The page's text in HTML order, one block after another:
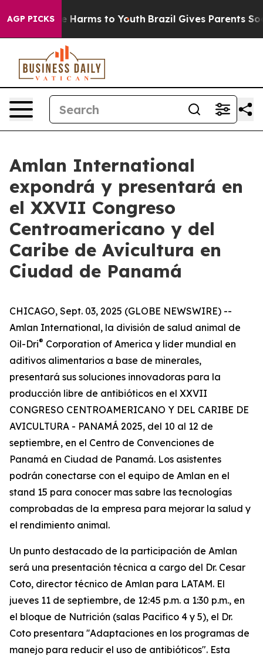
AGP PICKS
to Abate Harms to Youth Brazil Gives Parents Social
Amlan International
expondrá y presentará en
el XXVII Congreso
Centroamericano y del
Caribe de Avicultura en
Ciudad de Panamá
CHICAGO, Sept. 03, 2025 (GLOBE NEWSWIRE) --
Amlan International, la división de salud animal de
Oil-Dri® Corporation of America y lider mundial en
aditivos alimentarios a base de minerales,
presentará sus soluciones innovadoras para la
producción libre de antibióticos en el XXVII
CONGRESO CENTROAMERICANO Y DEL CARIBE DE
AVICULTURA - PANAMÁ 2025, del 10 al 12 de
septiembre, en el Centro de Convenciones de
Panamá en Ciudad de Panamá. Los asistentes
podrán conectarse con el equipo de Amlan en el
stand 15 para conocer mas sabre las tecnologías
comprobadas de la empresa para mejorar la salud y
el rendimiento animal.
Un punto destacado de la participación de Amlan
será una presentación técnica a cargo del Dr. Cesar
Coto, director técnico de Amlan para LATAM. El
jueves 11 de septiembre, de 12:45 p.m. a 1:30 p.m., en
el bloque de Nutrición (salas Pacifico 4 y 5), el Dr.
Coto presentara ''Adaptaciones en los programas de
manejo para reducir el uso de antibióticos". Esta